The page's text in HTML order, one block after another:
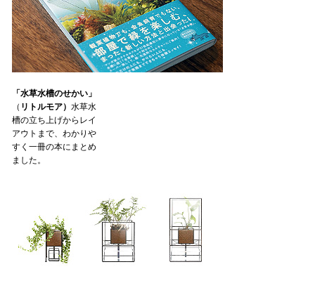
「水草水槽のせかい」
（ リトルモア） 水草水
槽の立ち上げからレイ
アウトまで、わかりや
すく一冊の本にまとめ
ました。